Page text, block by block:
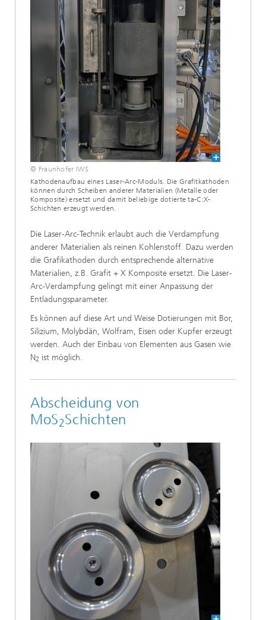
© Fraunhofer IWS
Kathodenaufbau eines Laser-Arc-Moduls. Die Grafitkathoden
können durch Scheiben anderer Materialien (Metalle oder
Komposite) ersetzt und damit beliebige dotierte ta-C:X-
Schichten erzeugt werden.
Die Laser-Arc-Technik erlaubt auch die Verdampfung
anderer Materialien als reinen Kohlenstoff. Dazu werden
die Grafikathoden durch entsprechende alternative
Materialien, z.B. Grafit + X Komposite ersetzt. Die Laser-
Arc-Verdampfung gelingt mit einer Anpassung der
Entladungsparameter.
Es können auf diese Art und Weise Dotierungen mit Bor,
Silizium, Molybdän, Wolfram, Eisen oder Kupfer erzeugt
werden. Auch der Einbau von Elementen aus Gasen wie
N2 ist möglich.
Abscheidung von
MoS2Schichten